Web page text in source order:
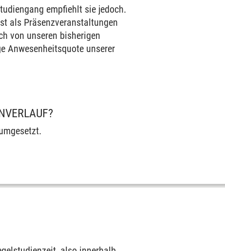
empfiehlt sie jedoch.
als Präsenzveranstaltungen
von unseren bisherigen
Anwesenheitsquote unserer